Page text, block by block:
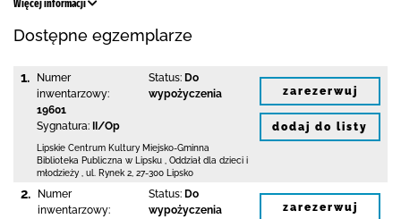
Więcej informacji
Dostępne egzemplarze
1.
Numer
inwentarzowy:
19601
Sygnatura:
II/Op
Status: Do
wypożyczenia
Lipskie Centrum Kultury Miejsko-Gminna
Biblioteka Publiczna w Lipsku
Oddział dla dzieci i
młodzieży , ul. Rynek 2 27-300 Lipsko
zarezerwuj
dodaj do listy
2.
Numer
inwentarzowy:
Status: Do
wypożyczenia
zarezerwuj